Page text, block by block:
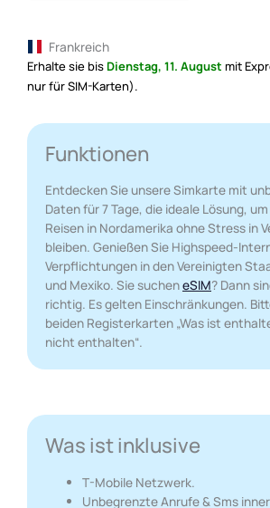
Frankreich
Erhalte sie bisDienstag, 11. August mit
nur für SIM-Karten).
Funktionen
Entdecken Sie unsere Simkarte mit
Daten für 7 Tage, die ideale Lösung,
Reisen in Nordamerika ohne Stress in
bleiben. Genießen Sie Highspeed-
Verpflichtungen in den Vereinigten
und Mexiko. Sie sucheneSIM? Dann
richtig. Es gelten Einschränkungen.
beiden Registerkarten „Was ist
nicht enthalten“.
Was ist inklusive
T-Mobile Netzwerk.
Unbegrenzte Anrufe & Sms